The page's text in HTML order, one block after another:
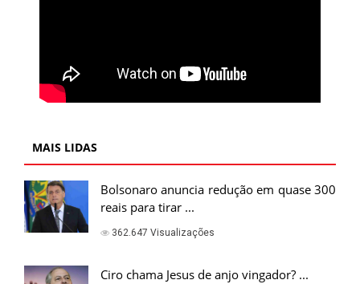
MAIS LIDAS
Bolsonaro anuncia redução em quase 300
reais para tirar ...
362.647 Visualizações
Ciro chama Jesus de anjo vingador? ...